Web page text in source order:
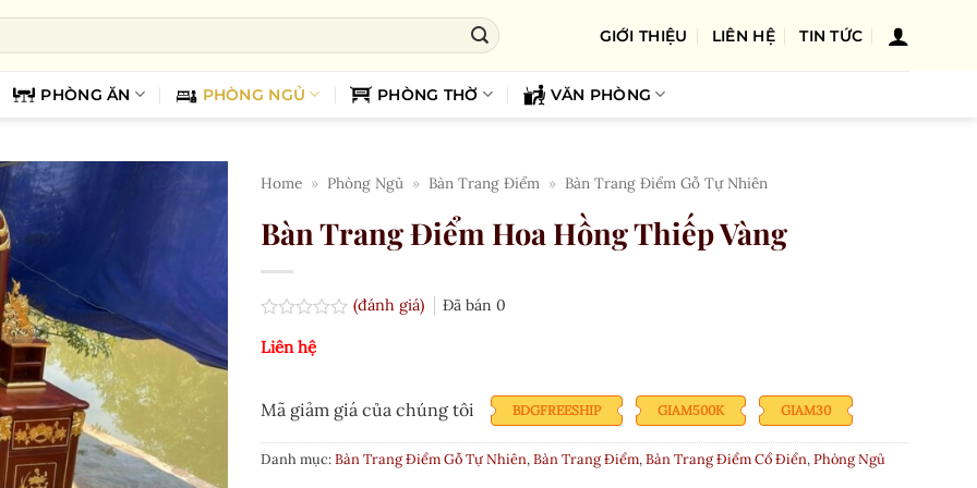
GIỚI THIỆU LIÊN HỆ TIN TỨC
PHÒNG ĂN PHÒNG NGỦ PHÒNG THỜ VĂN PHÒNG
Home » Phòng Ngủ » Bàn Trang Điểm » Bàn Trang Điểm Gỗ Tự Nhiên
Bàn Trang Điểm Hoa Hồng Thiếp Vàng
xếp
5
sao
(đánh giá) Đã bán 0
Liên hệ
Mã giảm giá của chúng tôi BDGFREESHIP GIAM500K GIAM30
Danh mục:Bàn Trang Điểm Gỗ Tự Nhiên,Bàn Trang Điểm,Bàn Trang Điểm Cổ Điển,Phòng Ngủ